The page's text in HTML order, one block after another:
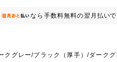
なら 手数料無料の翌月払い
クグレー/ブラック（厚手）/ダーク